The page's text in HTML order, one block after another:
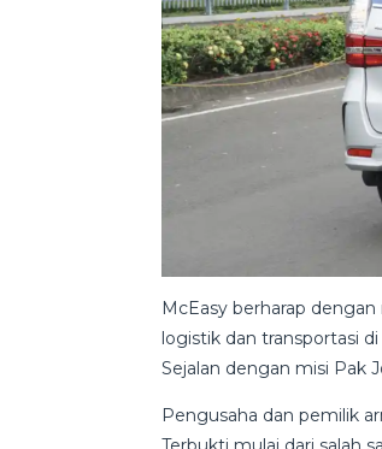
McEasy berharap
logistik dan transportasi
Sejalan dengan misi Pak
Pengusaha dan pemilik